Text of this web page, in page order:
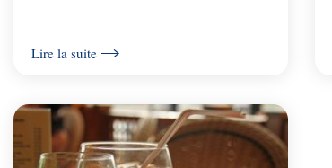
l
e
Lire la suite